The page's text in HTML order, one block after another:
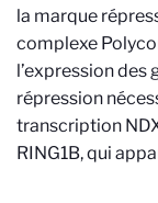
la marque
complexe
l’expression des
répression
transcription
RING1B, qui